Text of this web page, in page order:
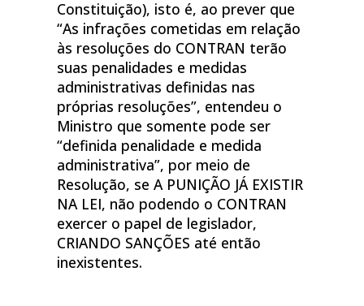
Constituição), isto é, ao prever que
“As infrações cometidas em relação
às resoluções do CONTRAN terão
suas penalidades e medidas
administrativas definidas nas
próprias resoluções”, entendeu o
Ministro que somente pode ser
“definida penalidade e medida
administrativa”, por meio de
Resolução, se A PUNIÇÃO JÁ EXISTIR
NA LEI, não podendo o CONTRAN
exercer o papel de legislador,
CRIANDO SANÇÕES até então
inexistentes.